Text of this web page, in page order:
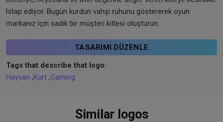
hitap ediyor. Bugün kurdun vahşi ruhunu göstererek oyun
markanız için sadık bir müşteri kitlesi oluşturun.
TASARIMI DÜZENLE
Tags that describe that logo:
Hayvan ,Kurt ,Gaming
Similar logos